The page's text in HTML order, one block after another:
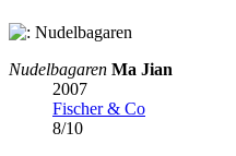
Nudelbagaren Ma Jian
2007
Fischer & Co
8/10